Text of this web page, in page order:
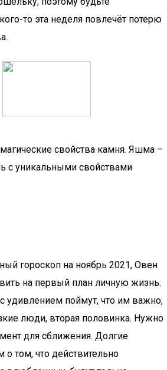
то эта неделя повлечёт потерю
свойства камня. Яшма –
с уникальными свойствами
гороскоп на ноябрь 2021, Овен
на первый план личную жизнь.
удивлением поймут, что им важно,
люди, вторая половинка. Нужно
для сближения. Долгие
том, что действительно